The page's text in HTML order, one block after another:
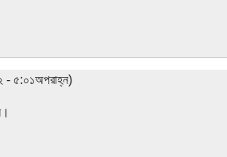
- ৫:০১অপরাহ্ন)